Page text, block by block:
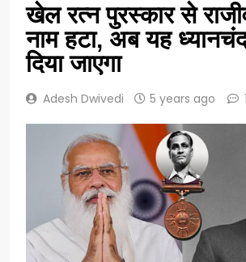
खेल रत्न पुरस्कार से
नाम हटा, अब यह
दिया जाएगा
Adesh Dwivedi 5 years ago 1